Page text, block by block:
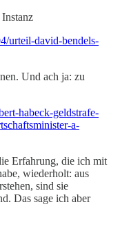
urteil-david-bendels-
Und ach ja: zu
habeck-geldstrafe-
a-
Erfahrung, die ich mit
wiederholt: aus
sind sie
Das sage ich aber